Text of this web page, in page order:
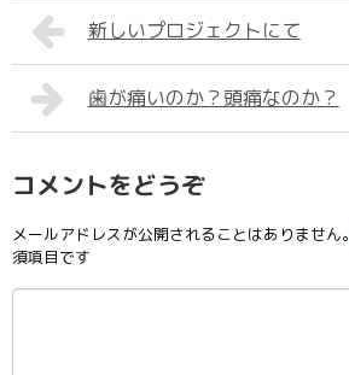
新しいプロジェクトにて
歯が痛いのか？頭痛なのか？
コメントをどうぞ
メールアドレスが公開されることはありません。
須項目です